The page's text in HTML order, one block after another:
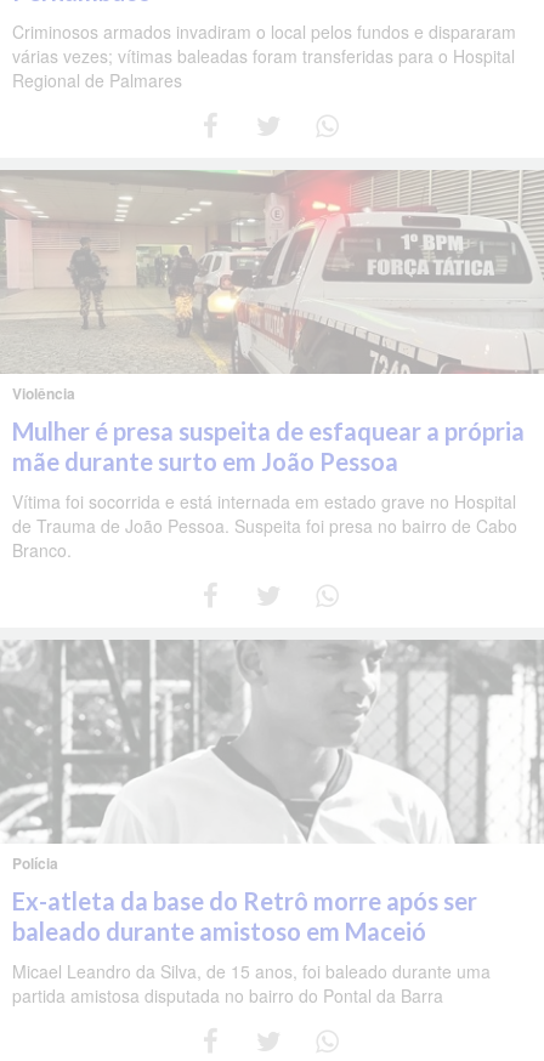
Criminosos armados invadiram o local pelos fundos e dispararam
várias vezes; vítimas baleadas foram transferidas para o Hospital
Regional de Palmares
Violência
Mulher é presa suspeita de esfaquear a própria
mãe durante surto em João Pessoa
Vítima foi socorrida e está internada em estado grave no Hospital
de Trauma de João Pessoa. Suspeita foi presa no bairro de Cabo
Branco.
Polícia
Ex-atleta da base do Retrô morre após ser
baleado durante amistoso em Maceió
Micael Leandro da Silva, de 15 anos, foi baleado durante uma
partida amistosa disputada no bairro do Pontal da Barra